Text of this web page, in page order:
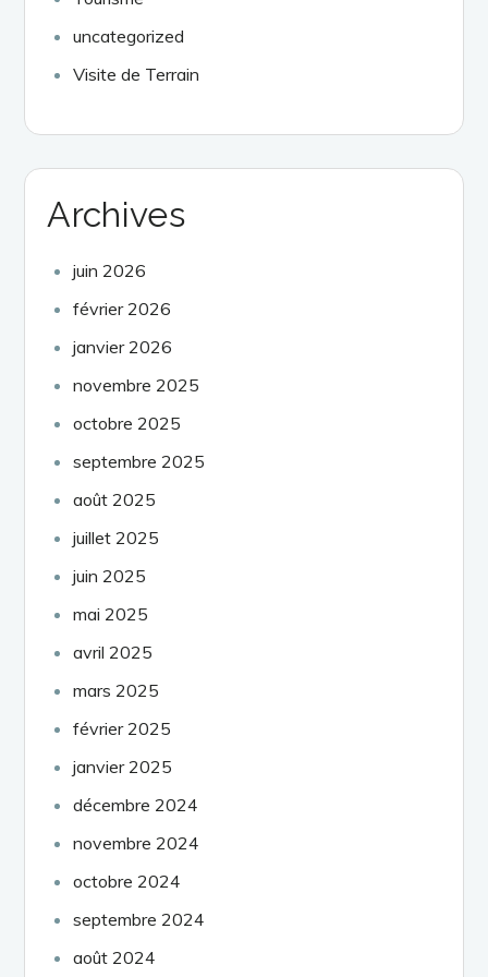
uncategorized
Visite de Terrain
Archives
juin 2026
février 2026
janvier 2026
novembre 2025
octobre 2025
septembre 2025
août 2025
juillet 2025
juin 2025
mai 2025
avril 2025
mars 2025
février 2025
janvier 2025
décembre 2024
novembre 2024
octobre 2024
septembre 2024
août 2024